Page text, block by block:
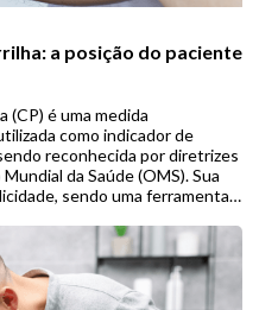
a posição do paciente
(CP) é uma medida
como indicador de
reconhecida por diretrizes
da Saúde (OMS). Sua
sendo uma ferramenta